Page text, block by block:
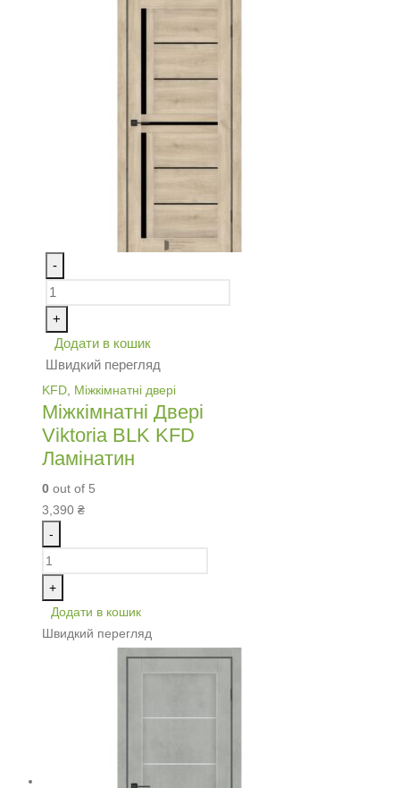
-
+
Додати в кошик
Швидкий перегляд
KFD Міжкімнатні двері
Міжкімнатні Двері
Viktoria BLK KFD
Ламінатин
0 out of 5
3,390 ₴
-
+
Додати в кошик
Швидкий перегляд